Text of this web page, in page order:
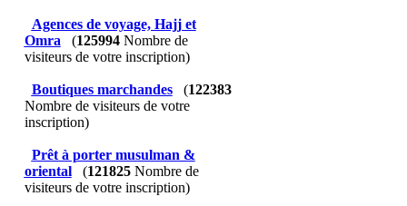
Agences de voyage, Hajj et
Omra
(125994Nombre de
visiteurs de votre inscription)
Boutiques marchandes (122383
Nombre de visiteurs de votre
inscription)
Prêt à porter musulman &
oriental
(121825Nombre de
visiteurs de votre inscription)